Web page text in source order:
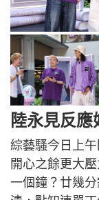
陸永見反
綜藝騷今日上
開心之餘更大
一個鐘？廿幾